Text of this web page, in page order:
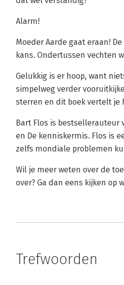
Alarm!
Moeder Aarde gaat eraan!
kans. Ondertussen vechten
Gelukkig is er hoop, want
simpelweg verder
sterren en dit boek vertelt je
Bart Flos is bestsellerauteur
en De kenniskermis. Flos is
zelfs mondiale problemen
Wil je meer weten over de
over? Ga dan eens kijken op
Trefwoorden